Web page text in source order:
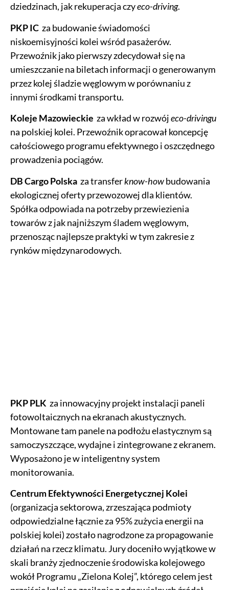
dziedzinach, jak rekuperacja czyeco-driving.
PKP IC za budowanie świadomości
niskoemisyjności kolei wśród pasażerów.
Przewoźnik jako pierwszy zdecydował się na
umieszczanie na biletach informacji o generowanym
przez kolej śladzie węglowym w porównaniu z
innymi środkami transportu.
Koleje Mazowieckie za wkład w rozwójeco-drivingu
na polskiej kolei. Przewoźnik opracował koncepcję
całościowego programu efektywnego i oszczędnego
prowadzenia pociągów.
DB Cargo Polska za transferknow-howbudowania
ekologicznej oferty przewozowej dla klientów.
Spółka odpowiada na potrzeby przewiezienia
towarów z jak najniższym śladem węglowym,
przenosząc najlepsze praktyki w tym zakresie z
rynków międzynarodowych.
PKP PLK za innowacyjny projekt instalacji paneli
fotowoltaicznych na ekranach akustycznych.
Montowane tam panele na podłożu elastycznym są
samoczyszczące, wydajne i zintegrowane z ekranem.
Wyposażono je w inteligentny system
monitorowania.
Centrum Efektywności Energetycznej Kolei
(organizacja sektorowa, zrzeszająca podmioty
odpowiedzialne łącznie za 95% zużycia energii na
polskiej kolei) zostało nagrodzone za propagowanie
działań na rzecz klimatu. Jury doceniło wyjątkowe w
skali branży zjednoczenie środowiska kolejowego
wokół Programu „Zielona Kolej”, którego celem jest